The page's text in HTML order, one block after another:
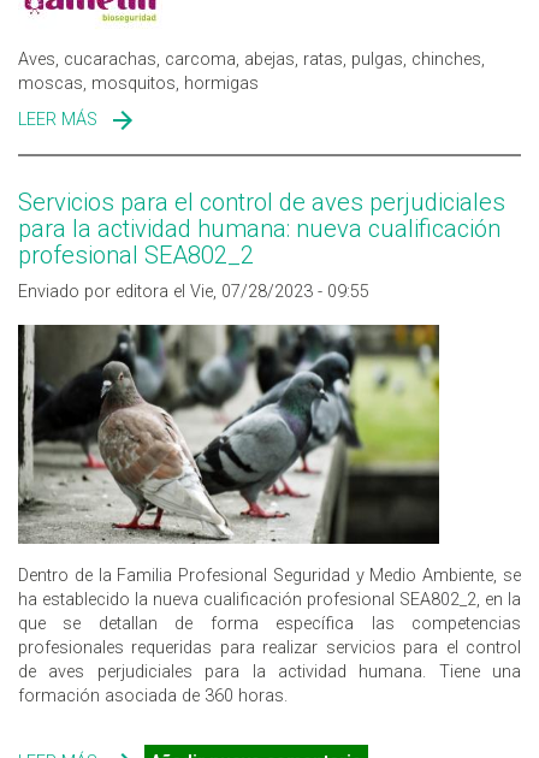
Aves, cucarachas, carcoma, abejas, ratas, pulgas, chinches,
moscas, mosquitos, hormigas
LEER MÁS SOBRE HAMELIN BIOSEGURIDAD
Servicios para el control de aves perjudiciales
para la actividad humana: nueva cualificación
profesional SEA802_2
Enviado por editora el Vie, 07/28/2023 - 09:55
Dentro de la Familia Profesional Seguridad y Medio Ambiente, se
ha establecido la nueva cualificación profesional SEA802_2, en la
que se detallan de forma específica las competencias
profesionales requeridas para realizar servicios para el control
de aves perjudiciales para la actividad humana. Tiene una
formación asociada de 360 horas.